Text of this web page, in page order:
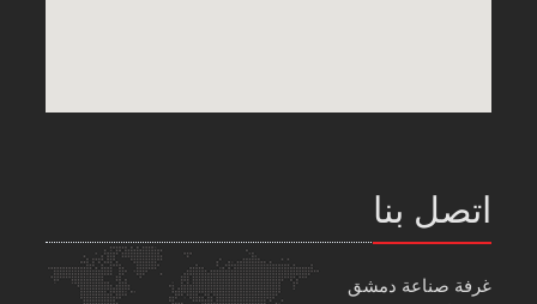
اتصل بنا
غرفة صناعة دمشق